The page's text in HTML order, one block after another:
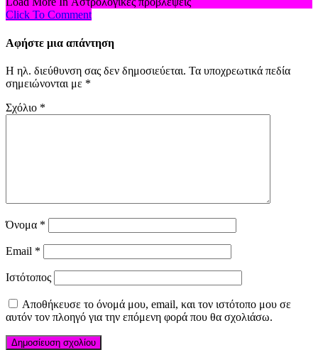
Click To Comment
Αφήστε μια απάντηση
Η ηλ. διεύθυνση σας δεν δημοσιεύεται. Τα υποχρεωτικά πεδία
σημειώνονται με *
Σχόλιο *
Όνομα *
Email *
Ιστότοπος
Αποθήκευσε το όνομά μου, email, και τον ιστότοπο μου σε
αυτόν τον πλοηγό για την επόμενη φορά που θα σχολιάσω.